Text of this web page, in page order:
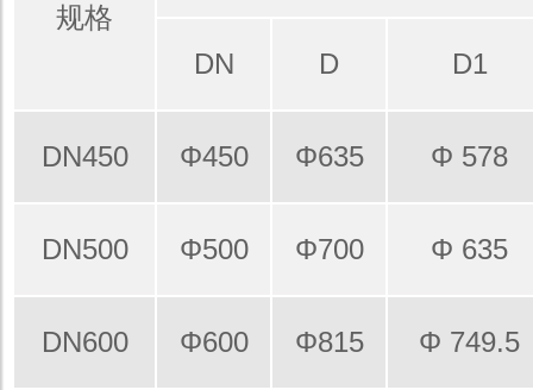
规格
DN D D1
DN450 Φ450 Φ635 Φ 578
DN500 Φ500 Φ700 Φ 635
DN600 Φ600 Φ815 Φ 749.5